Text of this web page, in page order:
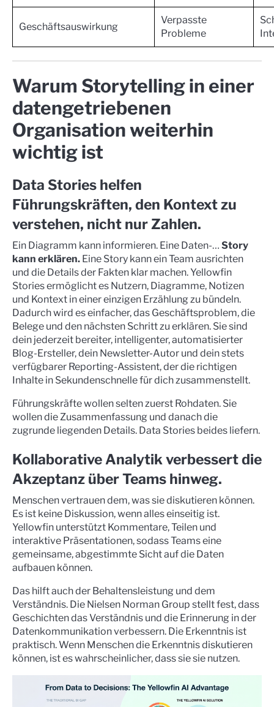
Geschäftsauswirkung
Verpasste
Probleme
Warum Storytelling in einer
datengetriebenen
Organisation weiterhin
wichtig ist
Data Stories helfen
Führungskräften, den Kontext zu
verstehen, nicht nur Zahlen.
Ein Diagramm kann informieren. Eine Daten-… Story
kann erklären. Eine Story kann ein Team ausrichten
und die Details der Fakten klar machen. Yellowfin
Stories ermöglicht es Nutzern, Diagramme, Notizen
und Kontext in einer einzigen Erzählung zu bündeln.
Dadurch wird es einfacher, das Geschäftsproblem, die
Belege und den nächsten Schritt zu erklären. Sie sind
dein jederzeit bereiter, intelligenter, automatisierter
Blog-Ersteller, dein Newsletter-Autor und dein stets
verfügbarer Reporting-Assistent, der die richtigen
Inhalte in Sekundenschnelle für dich zusammenstellt.
Führungskräfte wollen selten zuerst Rohdaten. Sie
wollen die Zusammenfassung und danach die
zugrunde liegenden Details. Data Stories beides liefern.
Kollaborative Analytik verbessert die
Akzeptanz über Teams hinweg.
Menschen vertrauen dem, was sie diskutieren können.
Es ist keine Diskussion, wenn alles einseitig ist.
Yellowfin unterstützt Kommentare,Teilen und
interaktive Präsentationen, sodass Teams eine
gemeinsame, abgestimmte Sicht auf die Daten
aufbauen können.
Das hilft auch der Behaltensleistung und dem
Verständnis. Die Nielsen Norman Group stellt fest, dass
Geschichten das Verständnis und die Erinnerung in der
Datenkommunikation verbessern. Die Erkenntnis ist
praktisch. Wenn Menschen die Erkenntnis diskutieren
können, ist es wahrscheinlicher, dass sie sie nutzen.